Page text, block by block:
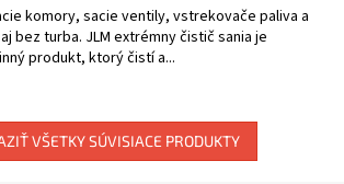
komory, sacie ventily, vstrekovače paliva a
bez turba. JLM extrémny čistič sania je
produkt, ktorý čistí a...
VŠETKY SÚVISIACE PRODUKTY